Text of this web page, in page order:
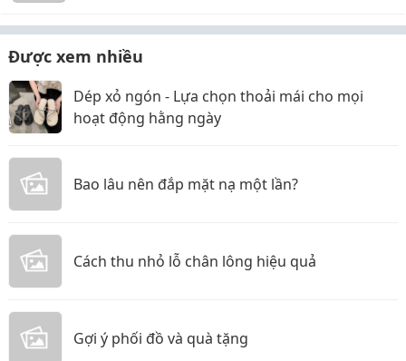
Được xem nhiều
Dép xỏ ngón - Lựa chọn thoải mái cho mọi
hoạt động hằng ngày
Bao lâu nên đắp mặt nạ một lần?
Cách thu nhỏ lỗ chân lông hiệu quả
Gợi ý phối đồ và quà tặng